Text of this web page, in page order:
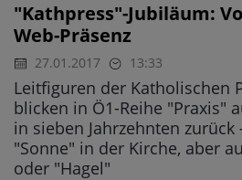
"Kathpress"-Jubiläum:
Web-Präsenz
27.01.2017 13:33
Leitfiguren der Katholischen
blicken in Ö1-Reihe "Praxis"
in sieben Jahrzehnten
"Sonne" in der Kirche, aber
oder "Hagel"